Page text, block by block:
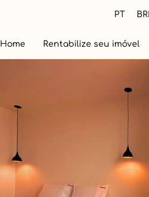
PT
Home Rentabilize seu imóvel